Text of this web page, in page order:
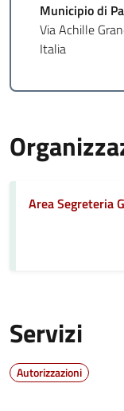
Municipio di
Via Achille
Italia
Area Segreteria
Servizi
Autorizzazioni